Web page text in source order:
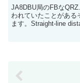
JA8DBU局のFBな
われていたことがある
ます。Straight-line